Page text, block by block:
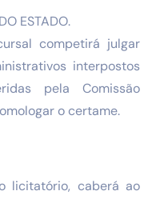
ESTADO.
competirá julgar
interpostos
pela Comissão
o certame.
licitatório, caberá ao